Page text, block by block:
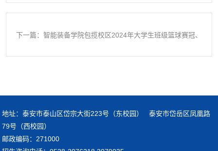
下一篇：智能装备学院包揽校区2024年大学生班级篮球赛冠、
地址：泰安市泰山区岱宗大街223号（东校园） 泰安市岱岳区凤凰路
79号（西校园）
邮政编码：271000